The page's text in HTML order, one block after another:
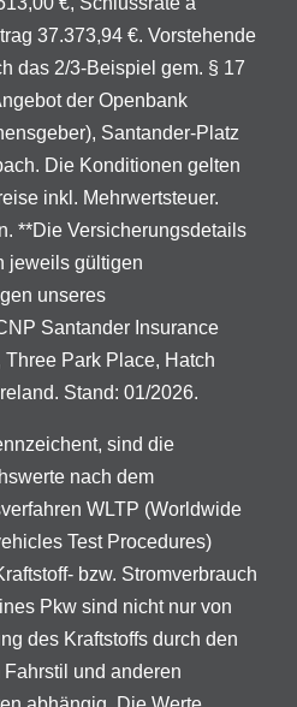
37.373,94 €. Vorstehende
das 2/3-Beispiel gem. § 17
der Openbank
Santander-Platz
Die Konditionen gelten
inkl. Mehrwertsteuer.
**Die Versicherungsdetails
jeweils gültigen
unseres
Santander Insurance
Park Place, Hatch
Stand: 01/2026.
sind die
nach dem
WLTP (Worldwide
Test Procedures)
bzw. Stromverbrauch
Pkw sind nicht nur von
des Kraftstoffs durch den
und anderen